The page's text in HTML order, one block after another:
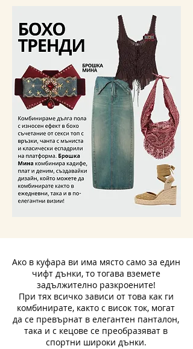
Ако в куфара ви има място само за един
чифт дънки, то тогава вземете
задължително разкроените!
При тях всичко зависи от това как ги
комбинирате, както с висок ток, могат
да се превърнат в елегантен панталон,
така и с кецове се преобразяват в
спортни широки дънки.